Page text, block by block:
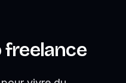
freelance